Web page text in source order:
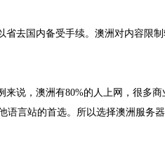
去国内备受手续。澳洲对内容限
说，澳洲有80%的人上网，很多
语言站的首选。所以选择澳洲服务